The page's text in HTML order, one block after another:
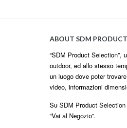
ABOUT SDM
“SDM Product Selection”,
outdoor, ed allo stesso
un luogo dove poter
video, informazioni
Su SDM Product
“Vai al Negozio”.